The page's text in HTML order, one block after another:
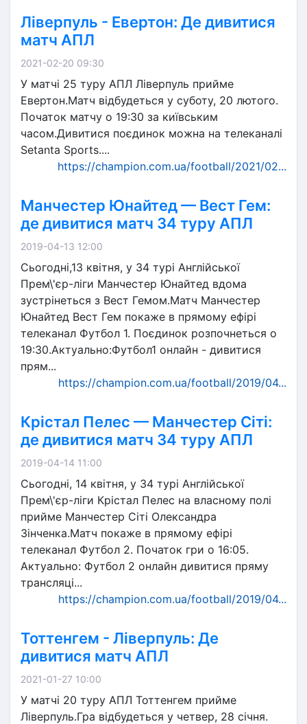
Ліверпуль - Евертон: Де дивитися
матч АПЛ
2021-02-20 09:30
У матчі 25 туру АПЛ Ліверпуль прийме
Евертон.Матч відбудеться у суботу, 20 лютого.
Початок матчу о 19:30 за київським
часом.Дивитися поєдинок можна на телеканалі
Setanta Sports....
https://champion.com.ua/football/2021/02...
Манчестер Юнайтед — Вест Гем:
де дивитися матч 34 туру АПЛ
2019-04-13 12:00
Сьогодні,13 квітня, у 34 турі Англійської
Прем\'єр-ліги Манчестер Юнайтед вдома
зустрінеться з Вест Гемом.Матч Манчестер
Юнайтед Вест Гем покаже в прямому ефірі
телеканал Футбол 1. Поєдинок розпочнеться о
19:30.Актуально:Футбол1 онлайн - дивитися
прям...
https://champion.com.ua/football/2019/04...
Крістал Пелес — Манчестер Сіті:
де дивитися матч 34 туру АПЛ
2019-04-14 11:00
Сьогодні, 14 квітня, у 34 турі Англійської
Прем\'єр-ліги Крістал Пелес на власному полі
прийме Манчестер Сіті Олександра
Зінченка.Матч покаже в прямому ефірі
телеканал Футбол 2. Початок гри о 16:05.
Актуально: Футбол 2 онлайн дивитися пряму
трансляці...
https://champion.com.ua/football/2019/04...
Тоттенгем - Ліверпуль: Де
дивитися матч АПЛ
2021-01-27 10:00
У матчі 20 туру АПЛ Тоттенгем прийме
Ліверпуль.Гра відбудеться у четвер, 28 січня.